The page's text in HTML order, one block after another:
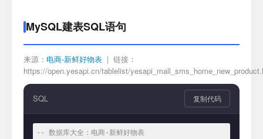
MySQL建表SQL语句
来源： 电商-新鲜好物表 | 链接：
https://open.yesapi.cn/tablelist/
SQL 复制代码
-- 数据库大全：电商-新鲜好物表